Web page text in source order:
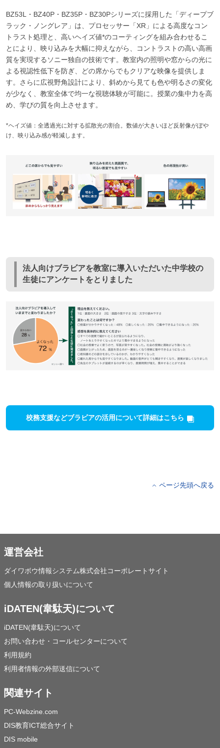
BZ53L・BZ40P・BZ35P・BZ30Pシリーズに採用した「ディープブ
ラック・ノングレア」は、プロセッサー「XR」による高度なコン
トラスト処理と、高いヘイズ値*のコーティングを組み合わせるこ
とにより、映り込みを大幅に抑えながら、コントラストの高い高画
質を実現するソニー独自の技術です。教室内の照明や窓からの光に
よる視認性低下を防ぎ、どの席からでもクリアな映像を提供しま
す。さらに広視野角設計により、斜めから見ても色や明るさの変化
が少なく、教室全体で均一な視聴体験が可能に。授業の集中力を高
め、学びの質を向上させます。
*ヘイズ値：全透過光に対する拡散光の割合。数値が大きいほど反射像がぼや
け、映り込み感が軽減します。
法人向けブラビアを教室に導入いただいた中学校の
生徒にアンケートをとりました
校務支援などブラビアの活用について詳細はこちら
ページ先頭へ戻る
運営会社
ダイワボウ情報システム株式会社コーポレートサイト
個人情報の取り扱いについて
iDATEN(韋駄天)について
iDATEN(韋駄天)について
お問い合わせ・コールセンターについて
利用規約
利用者情報の外部送信について
関連サイト
PC-Webzine.com
DIS教育ICT総合サイト
DIS mobile